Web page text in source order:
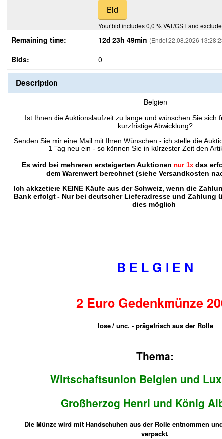
Your bid includes 0,0 % VAT/GST and
Remaining time: 12d 23h 49min (Endet 22.08.2026
Bids: 0
Description
Belgien
Ist Ihnen die Auktionslaufzeit zu lange und wünschen Sie sich
kurzfristige Abwicklung?
Senden Sie mir eine Mail mit Ihren Wünschen - ich stelle die
1 Tag neu ein - so können Sie in kürzester Zeit den
Es wird bei mehreren ersteigerten Auktionen nur 1x das
dem Warenwert berechnet (siehe Versandkosten
Ich akkzetiere KEINE Käufe aus der Schweiz, wenn die
Bank erfolgt - Nur bei deutscher Lieferadresse und Zahlung
dies möglich
B E L G I E N
2 Euro Gedenkmünze
lose / unc. - prägefrisch aus der Rolle
Thema:
Wirtschaftsunion Belgien und
Großherzog Henri und König
Die Münze wird mit Handschuhen aus der Rolle entnommen
verpackt.